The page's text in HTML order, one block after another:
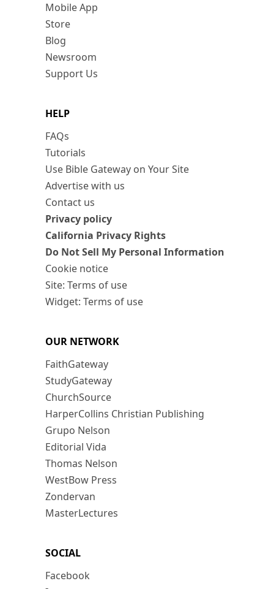
Mobile App
Store
Blog
Newsroom
Support Us
HELP
FAQs
Tutorials
Use Bible Gateway on Your Site
Advertise with us
Contact us
Privacy policy
California Privacy Rights
Do Not Sell My Personal Information
Cookie notice
Site: Terms of use
Widget: Terms of use
OUR NETWORK
FaithGateway
StudyGateway
ChurchSource
HarperCollins Christian Publishing
Grupo Nelson
Editorial Vida
Thomas Nelson
WestBow Press
Zondervan
MasterLectures
SOCIAL
Facebook